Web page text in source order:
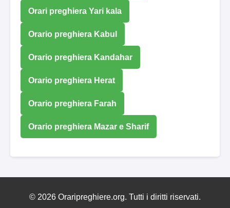
Orari preghiera Yari kala
Orario preghiera Kabul
Orario preghiera Kandahar
Orario preghiera Herat
Orario preghiera Farah
Orario preghiera Mazar e Sharif
© 2026 Oraripreghiere.org. Tutti i diritti riservati.